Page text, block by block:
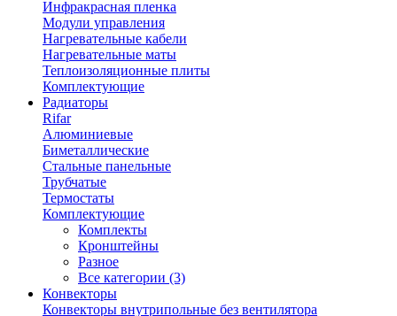
Инфракрасная пленка
Модули управления
Нагревательные кабели
Нагревательные маты
Теплоизоляционные плиты
Комплектующие
Радиаторы
Rifar
Алюминиевые
Биметаллические
Стальные панельные
Трубчатые
Термостаты
Комплектующие
Комплекты
Кронштейны
Разное
Все категории (3)
Конвекторы
Конвекторы внутрипольные без вентилятора